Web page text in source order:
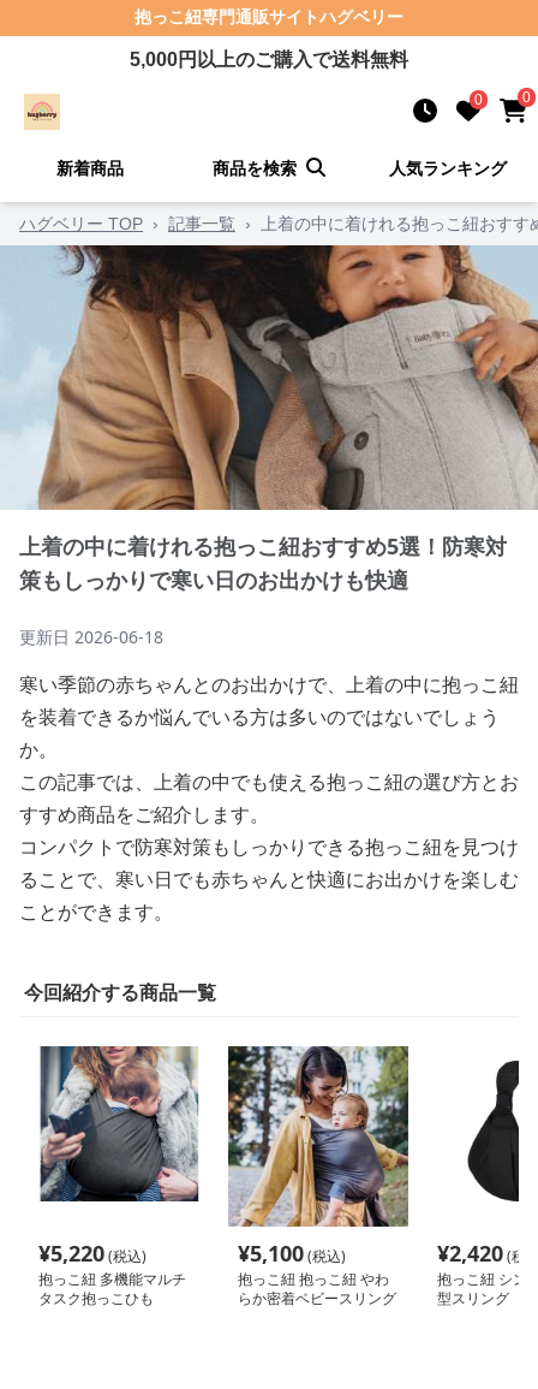
抱っこ紐専門通販サイトハグベリー
5,000円以上のご購入で送料無料
0 0
新着商品 商品を検索 人気ランキング
ハグベリー TOP › 記事一覧 › 上着の中に着けれる抱っこ紐おす
上着の中に着けれる抱っこ紐おすすめ5選！防寒対
策もしっかりで寒い日のお出かけも快適
更新日 2026-06-18
寒い季節の赤ちゃんとのお出かけで、上着の中に抱っこ紐
を装着できるか悩んでいる方は多いのではないでしょう
か。
この記事では、上着の中でも使える抱っこ紐の選び方とお
すすめ商品をご紹介します。
コンパクトで防寒対策もしっかりできる抱っこ紐を見つけ
ることで、寒い日でも赤ちゃんと快適にお出かけを楽しむ
ことができます。
今回紹介する商品一覧
¥5,220(税込)
抱っこ紐 多機能マルチ
タスク抱っこひも
¥5,100(税込)
抱っこ紐 抱っこ紐 やわ
らか密着ベビースリング
¥2,420(税
抱っこ紐 シン
型スリング